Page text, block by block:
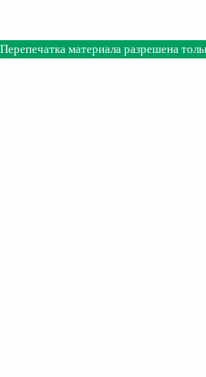
Перепечатка материала разрешена